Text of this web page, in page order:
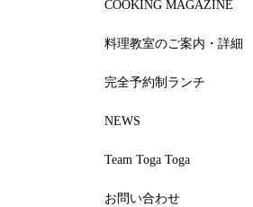
COOKING MAGAZINE
料理教室のご案内・詳細
完全予約制ランチ
NEWS
Team Toga Toga
お問い合わせ